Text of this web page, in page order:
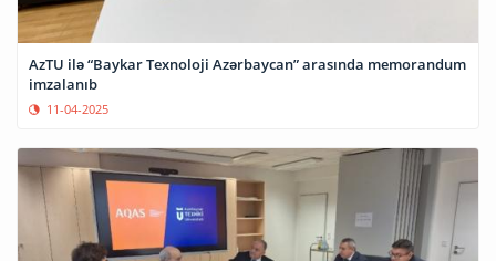
AzTU ilə “Baykar Texnoloji Azərbaycan” arasında memorandum
imzalanıb
11-04-2025